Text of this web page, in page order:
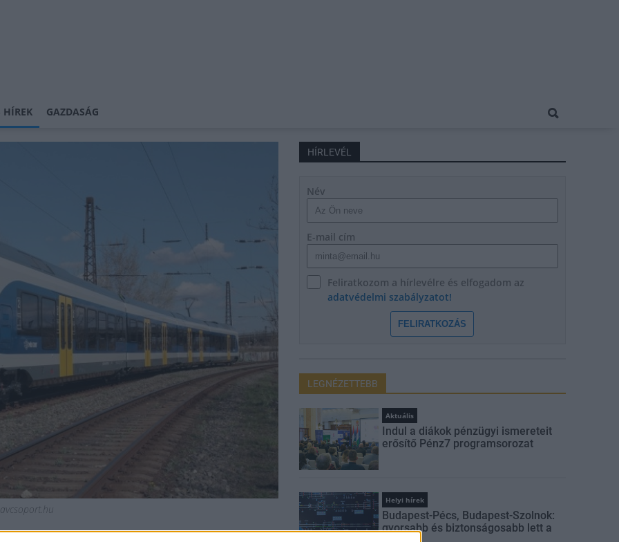
HÍREK GAZDASÁG
HÍRLEVÉL
Név
E-mail cím
Feliratkozom a hírlevélre és elfogadom az
adatvédelmi szabályzatot!
FELIRATKOZÁS
LEGNÉZETTEBB
Aktuális
Indul a diákok pénzügyi ismereteit
erősítő Pénz7 programsorozat
Helyi hírek
Budapest-Pécs, Budapest-Szolnok:
gyorsabb és biztonságosabb lett a